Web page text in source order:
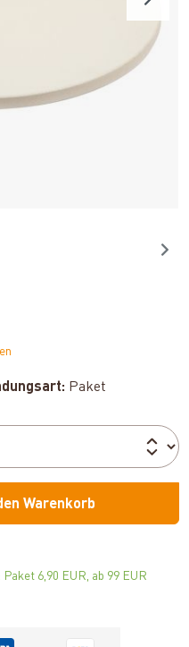
Paket
Warenkorb
6,90 EUR, ab 99 EUR